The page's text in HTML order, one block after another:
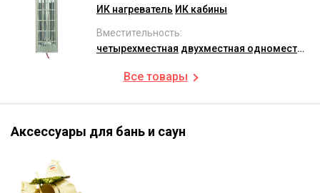
ИК нагреватель ИК кабины
Вместительность:
четырехместная двухместная одноместная
Все товары
Аксессуары для бань и саун